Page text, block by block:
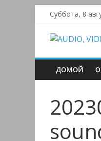
content
Суббота, 8
&
ДОМОЙ